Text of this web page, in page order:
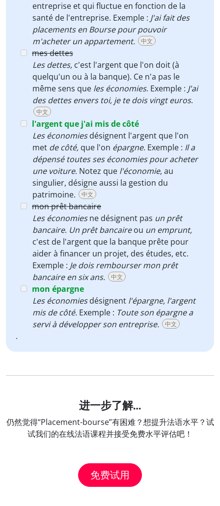
entreprise et qui fluctue en fonction de la
santé de l'entreprise. Exemple : J'ai fait des
placements en Bourse pour pouvoir
m'acheter un appartement.
中文
mes dettes
Les dettes, c'est l'argent que l'on doit (à
quelqu'un ou à la banque). Ce n'a pas le
même sens que les économies. Exemple : J'ai
des dettes envers toi, je te dois vingt euros.
中文
l'argent que j'ai mis de côté
Les économiesdésignent l'argent que l'on
met de côté, que l'on épargne. Exemple : Il a
dépensé toutes ses économies pour acheter
une voiture. Notez que l'économie, au
singulier, désigne aussi la gestion du
patrimoine.
中文
mon prêt bancaire
Les économiesne désignent pas un prêt
bancaire. Un prêt bancaireou un emprunt,
c'est de l'argent que la banque prête pour
aider à financer un projet, des études, etc.
Exemple : Je dois rembourser mon prêt
bancaire en six ans.
中文
mon épargne
Les économiesdésignent l'épargne, l'argent
mis de côté. Exemple : Toute son épargne a
servi à développer son entreprise.
中文
.
进一步了解…
仍然觉得“Placement-bourse”有困难？想提升法语水平？试
试我们的在线法语课程并接受免费水平评估吧！
免费试用